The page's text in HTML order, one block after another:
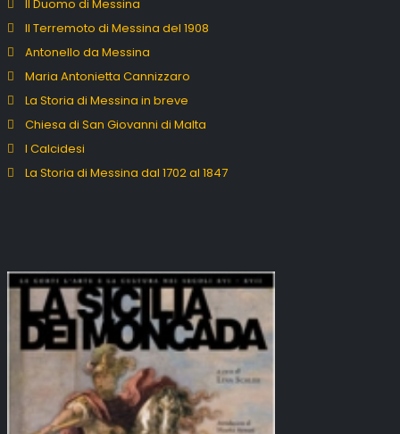
Il Duomo di Messina
Il Terremoto di Messina del 1908
Antonello da Messina
Maria Antonietta Cannizzaro
La Storia di Messina in breve
Chiesa di San Giovanni di Malta
I Calcidesi
La Storia di Messina dal 1702 al 1847